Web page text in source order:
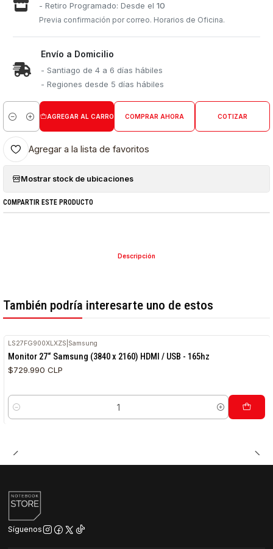
- Retiro Programado: Desde el10
Previa confirmación por correo. Horarios de Oficina.
Envío a Domicilio
- Santiago de 4 a 6 días hábiles
- Regiones desde 5 días hábiles
Cantidad
AGREGAR AL CARRO COMPRAR AHORA COTIZAR
Agregar a la lista de favoritos
Mostrar stock de ubicaciones
COMPARTIR ESTE PRODUCTO
Descripción
También podría interesarte uno de estos
LS27FG900XLXZS Samsung
Monitor 27“ Samsung (3840 x 2160) HDMI / USB - 165hz
$729.990 CLP
Cantidad
Síguenos